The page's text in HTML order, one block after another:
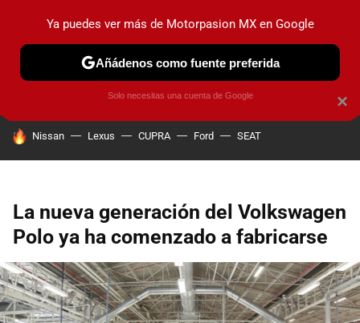
PRUEBAS INDUSTRIA HOY NO CIRCULA
HOY SE HABLA DE
Nissan Lexus CUPRA Ford SEAT
La nueva generación del Volkswagen
Polo ya ha comenzado a fabricarse
×
Ya puedes ver más de Motorpasion MX en Google
Añádenos como fuente preferida
Solo necesitas una cuenta de Google